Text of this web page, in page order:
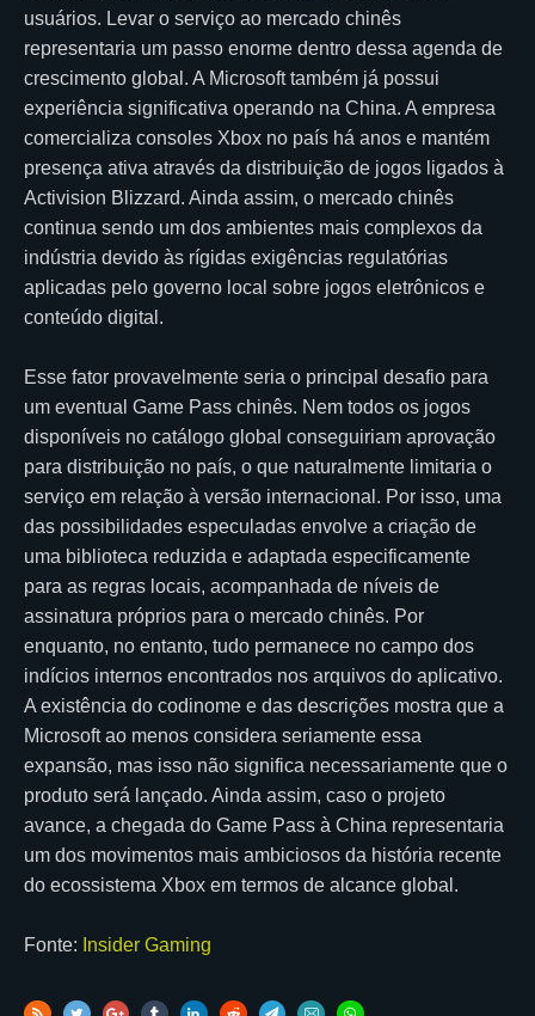
usuários. Levar o serviço ao mercado chinês
representaria um passo enorme dentro dessa agenda de
crescimento global. A Microsoft também já possui
experiência significativa operando na China. A empresa
comercializa consoles Xbox no país há anos e mantém
presença ativa através da distribuição de jogos ligados à
Activision Blizzard. Ainda assim, o mercado chinês
continua sendo um dos ambientes mais complexos da
indústria devido às rígidas exigências regulatórias
aplicadas pelo governo local sobre jogos eletrônicos e
conteúdo digital.
Esse fator provavelmente seria o principal desafio para
um eventual Game Pass chinês. Nem todos os jogos
disponíveis no catálogo global conseguiriam aprovação
para distribuição no país, o que naturalmente limitaria o
serviço em relação à versão internacional. Por isso, uma
das possibilidades especuladas envolve a criação de
uma biblioteca reduzida e adaptada especificamente
para as regras locais, acompanhada de níveis de
assinatura próprios para o mercado chinês. Por
enquanto, no entanto, tudo permanece no campo dos
indícios internos encontrados nos arquivos do aplicativo.
A existência do codinome e das descrições mostra que a
Microsoft ao menos considera seriamente essa
expansão, mas isso não significa necessariamente que o
produto será lançado. Ainda assim, caso o projeto
avance, a chegada do Game Pass à China representaria
um dos movimentos mais ambiciosos da história recente
do ecossistema Xbox em termos de alcance global.
Fonte: Insider Gaming